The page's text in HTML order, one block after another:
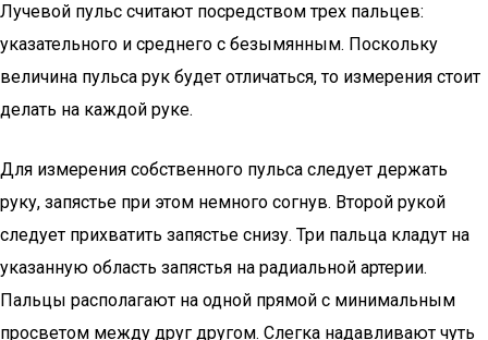
Лучевой пульс считают посредством трех пальцев:
указательного и среднего с безымянным. Поскольку
величина пульса рук будет отличаться, то измерения стоит
делать на каждой руке.
Для измерения собственного пульса следует держать
руку, запястье при этом немного согнув. Второй рукой
следует прихватить запястье снизу. Три пальца кладут на
указанную область запястья на радиальной артерии.
Пальцы располагают на одной прямой с минимальным
просветом между друг другом. Слегка надавливают чуть